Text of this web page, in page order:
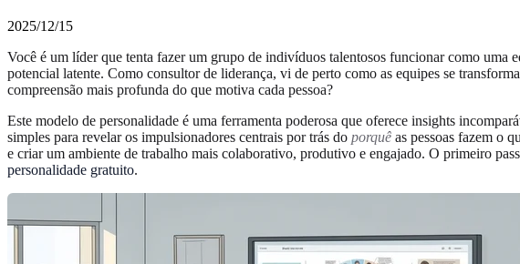
2025/12/15
Você é um líder que tenta fazer um grupo de indivíduos talentosos funcionar como uma
potencial latente. Como consultor de liderança, vi de perto como as equipes se
compreensão mais profunda do que motiva cada pessoa?
Este modelo de personalidade é uma ferramenta poderosa que oferece insights
simples para revelar os impulsionadores centrais por trás do porquê as pessoas fazem o
e criar um ambiente de trabalho mais colaborativo, produtivo e engajado. O primeiro
personalidade gratuito.